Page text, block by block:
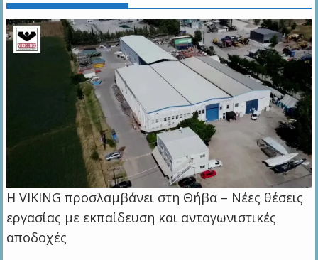
Η VIKING προσλαμβάνει στη Θήβα – Νέες θέσεις
εργασίας με εκπαίδευση και ανταγωνιστικές
αποδοχές